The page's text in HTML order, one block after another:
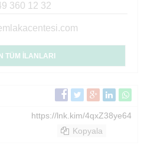
360 12 32
TÜM İLANLARI
https://lnk.kim/4qxZ38ye64
Kopyala